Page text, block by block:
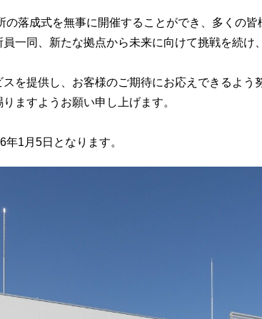
落成式を無事に開催することができ、多くの皆
一同、新たな拠点から未来に向けて挑戦を続け
を提供し、お客様のご期待にお応えできるよう
ますようお願い申し上げます。
1月5日となります。